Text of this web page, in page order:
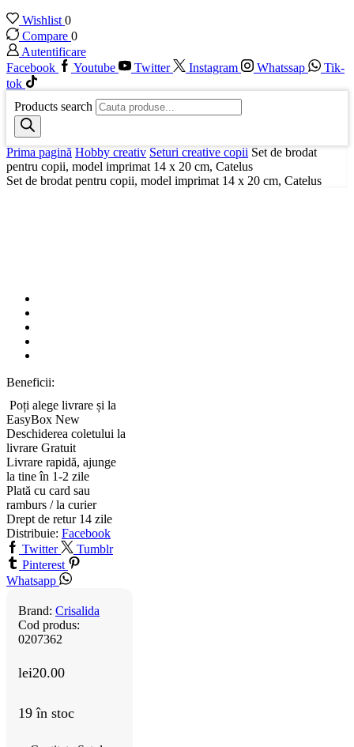
Wishlist 0
Compare 0
Autentificare
Facebook
Youtube Twitter Instagram Whatssap
Tik-
tok
Products search
Prima pagină Hobby creativ Seturi creative copii Set de brodat
pentru copii, model imprimat 14 x 20 cm, Catelus
Set de brodat pentru copii, model imprimat 14 x 20 cm, Catelus
Beneficii:
Poți alege livrare și la
EasyBox New
Deschiderea coletului la
livrare Gratuit
Livrare rapidă, ajunge
la tine în 1-2 zile
Plată cu card sau
ramburs / la curier
Drept de retur 14 zile
Distribuie: Facebook
Twitter
Tumblr
Pinterest
Whatsapp
Brand: Crisalida
Cod produs:
0207362
lei20.00
19 în stoc